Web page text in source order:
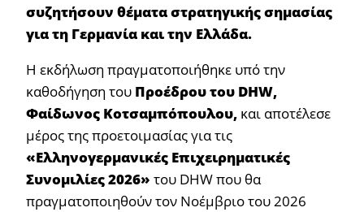
συζητήσουν θέματα στρατηγικής σημασίας
για τη Γερμανία και την Ελλάδα.
Η εκδήλωση πραγματοποιήθηκε υπό την
καθοδήγηση του Προέδρου του DHW,
Φαίδωνος Κοτσαμπόπουλου, και αποτέλεσε
μέρος της προετοιμασίας για τις
«Ελληνογερμανικές Επιχειρηματικές
Συνομιλίες 2026» του DHW που θα
πραγματοποιηθούν τον Νοέμβριο του 2026